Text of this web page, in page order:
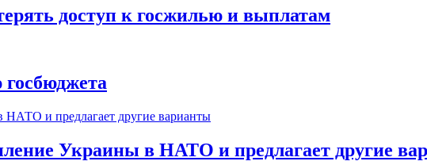
доступ к госжилью и выплатам
Украины в НАТО и предлагает другие